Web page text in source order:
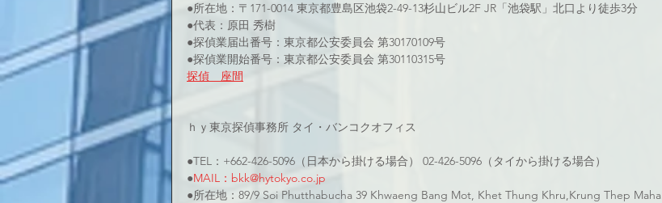
●所在地：〒171-0014 東京都豊島区池袋2-49-13杉山ビル2F JR「池袋駅」北口より徒歩3分
●代表：原田 秀樹
●探偵業届出番号：東京都公安委員会 第30170109号
●探偵業開始番号：東京都公安委員会 第30110315号
探偵　座間
ｈｙ東京探偵事務所 タイ・バンコクオフィス
●TEL：+662-426-5096（日本から掛ける場合） 02-426-5096（タイから掛ける場合）
●MAIL：bkk@hytokyo.co.jp
●所在地：89/9 Soi Phutthabucha 39 Khwaeng Bang Mot, Khet Thung Khru,Krung Thep Maha